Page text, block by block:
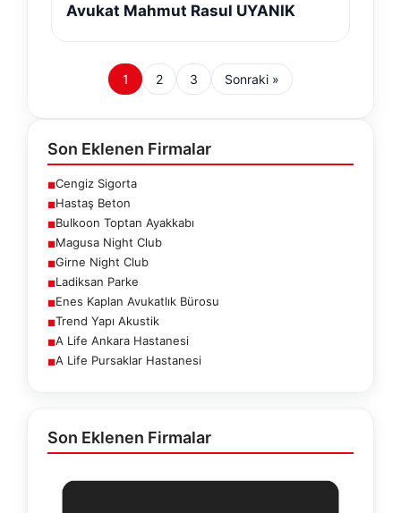
Avukat Mahmut Rasul UYANIK
1 2 3 Sonraki »
Son Eklenen Firmalar
■Cengiz Sigorta
■Hastaş Beton
■Bulkoon Toptan Ayakkabı
■Magusa Night Club
■Girne Night Club
■Ladiksan Parke
■Enes Kaplan Avukatlık Bürosu
■Trend Yapı Akustik
■A Life Ankara Hastanesi
■A Life Pursaklar Hastanesi
Son Eklenen Firmalar